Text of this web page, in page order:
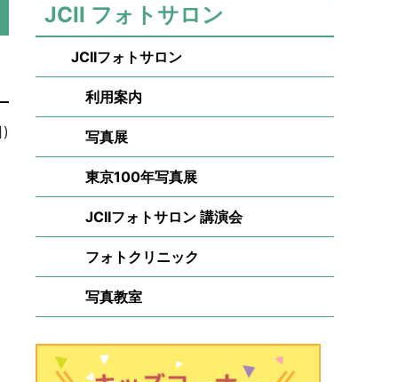
JCII フォトサロン
JCIIフォトサロン
利用案内
写真展
東京100年写真展
JCIIフォトサロン 講演会
フォトクリニック
写真教室